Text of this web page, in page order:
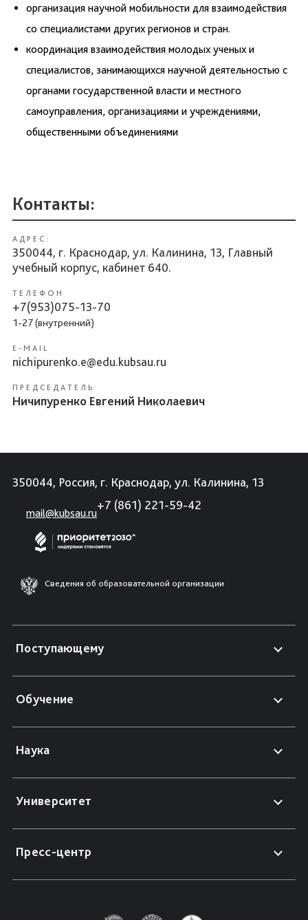
организация научной мобильности для взаимодействия
со специалистами других регионов и стран.
координация взаимодействия молодых ученых и
специалистов, занимающихся научной деятельностью с
органами государственной власти и местного
самоуправления, организациями и учреждениями,
общественными объединениями
Контакты:
АДРЕС:
350044, г. Краснодар, ул. Калинина, 13, Главный
учебный корпус, кабинет 640.
ТЕЛЕФОН
+7(953)075-13-70
1-27 (внутренний)
E-MAIL
nichipurenko.e@edu.kubsau.ru
ПРЕДСЕДАТЕЛЬ
Ничипуренко Евгений Николаевич
350044, Россия, г. Краснодар, ул. Калинина, 13
mail@kubsau.ru
+7 (861) 221-59-42
Сведения об образовательной организации
Поступающему
Обучение
Наука
Университет
Пресс-центр